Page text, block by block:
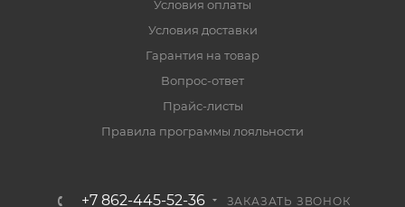
Условия оплаты
Условия доставки
Гарантия на товар
Вопрос-ответ
Прайс-листы
Правила программы лояльности
+7 862-445-52-36 ЗАКАЗАТЬ ЗВОНОК